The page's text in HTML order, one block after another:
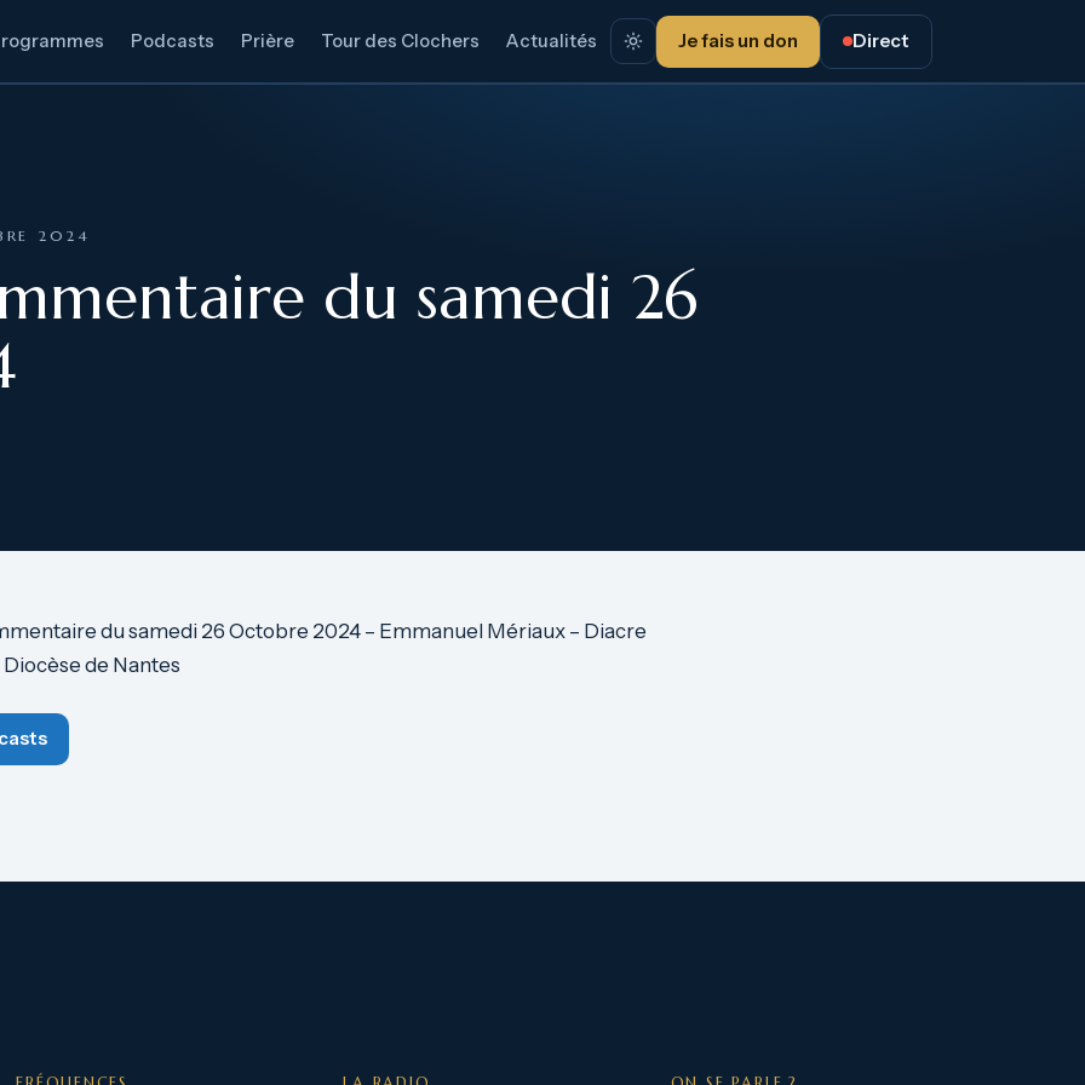
Podcasts Prière Tour des Clochers Actualités Je fais un don Direct
2024
du samedi 26
du samedi 26 Octobre 2024 – Emmanuel Mériaux – Diacre
de Nantes